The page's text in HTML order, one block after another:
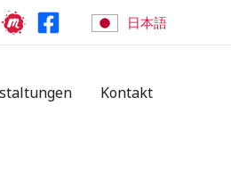
日本語
Kontakt